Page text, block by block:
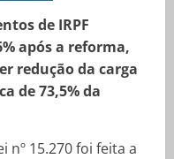
de IRPF
após a reforma,
redução da carga
de 73,5% da
nº 15.270 foi feita a